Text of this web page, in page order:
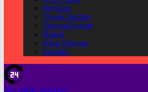
Faydaları
Yemek Tarifleri
Tarımsal Üretim
Hukuk
Kitap Dünyası
Mesajlar
Son dakika haberleri